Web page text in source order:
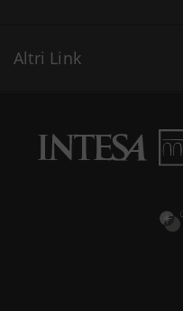
Altri Link